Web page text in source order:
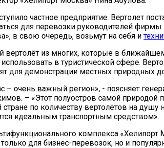
частное предприятие. Вертолет
для перевозки руководителей
в свою очередь, возьмут на себя и
вертолёт из многих, которые в
использовать в туристической сфере.
для демонстрации местных природных
– очень важный регион», - поясняет
– «Этот полуостров самой природой
по количеству вертолётов на
идеальным транспортным средством».
комплекса «Хелипорт
для бизнес-перевозок, но и